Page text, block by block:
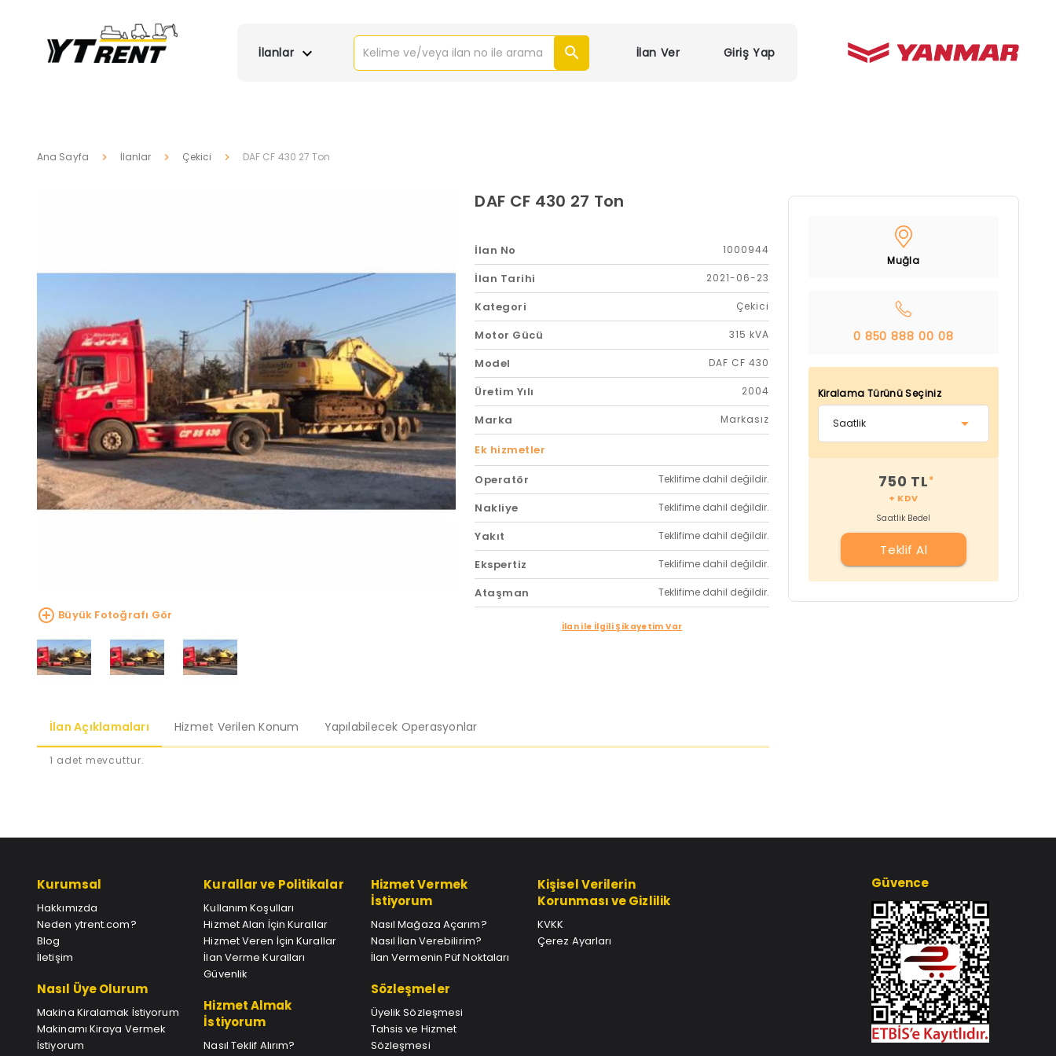
İlanlar İlan Ver Giriş Yap
Ana Sayfa İlanlar Çekici DAF CF 430 27 Ton
Büyük Fotoğrafı Gör
DAF CF 430 27 Ton
İlan No 1000944
İlan Tarihi 2021-06-23
Kategori Çekici
Motor Gücü 315 kVA
Model DAF CF 430
Üretim Yılı 2004
Marka Markasız
Ek hizmetler
Operatör
Teklifime dahil değildir.
Nakliye Teklifime dahil değildir.
Yakıt Teklifime dahil değildir.
Ekspertiz Teklifime dahil değildir.
Ataşman Teklifime dahil değildir.
İlan ile İlgili Şikayetim Var
İlan Açıklamaları Hizmet Verilen Konum Yapılabilecek Operasyonlar
1 adet mevcuttur.
Muğla
0 850 888 00 08
Kiralama Türünü Seçiniz
750 TL*
+ KDV
Saatlik Bedel
Teklif Al
Kurumsal
Hakkımızda
Neden ytrent.com?
Blog
İletişim
Nasıl Üye Olurum
Makina Kiralamak İstiyorum
Makinamı Kiraya Vermek
İstiyorum
Kurallar ve Politikalar
Kullanım Koşulları
Hizmet Alan İçin Kurallar
Hizmet Veren İçin Kurallar
İlan Verme Kuralları
Güvenlik
Hizmet Almak
İstiyorum
Nasıl Teklif Alırım?
Hizmet Vermek
İstiyorum
Nasıl Mağaza Açarım?
Nasıl İlan Verebilirim?
İlan Vermenin Püf Noktaları
Sözleşmeler
Üyelik Sözleşmesi
Tahsis ve Hizmet
Sözleşmesi
Kişisel Verilerin
Korunması ve Gizlilik
KVKK
Çerez Ayarları
Güvence